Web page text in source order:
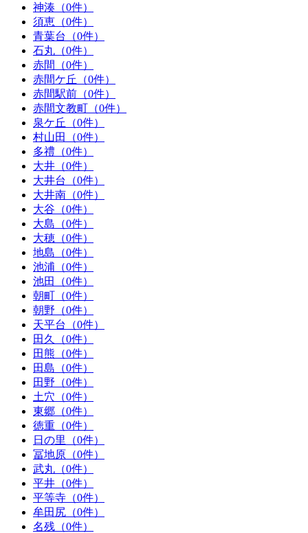
神湊（0件）
須恵（0件）
青葉台（0件）
石丸（0件）
赤間（0件）
赤間ケ丘（0件）
赤間駅前（0件）
赤間文教町（0件）
泉ケ丘（0件）
村山田（0件）
多禮（0件）
大井（0件）
大井台（0件）
大井南（0件）
大谷（0件）
大島（0件）
大穂（0件）
地島（0件）
池浦（0件）
池田（0件）
朝町（0件）
朝野（0件）
天平台（0件）
田久（0件）
田熊（0件）
田島（0件）
田野（0件）
土穴（0件）
東郷（0件）
徳重（0件）
日の里（0件）
冨地原（0件）
武丸（0件）
平井（0件）
平等寺（0件）
牟田尻（0件）
名残（0件）